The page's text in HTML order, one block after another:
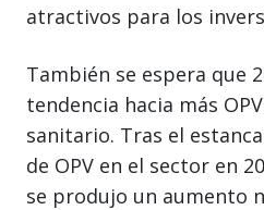
atractivos para los
También se espera que
tendencia hacia más
sanitario. Tras el
de OPV en el sector en
se produjo un aumento